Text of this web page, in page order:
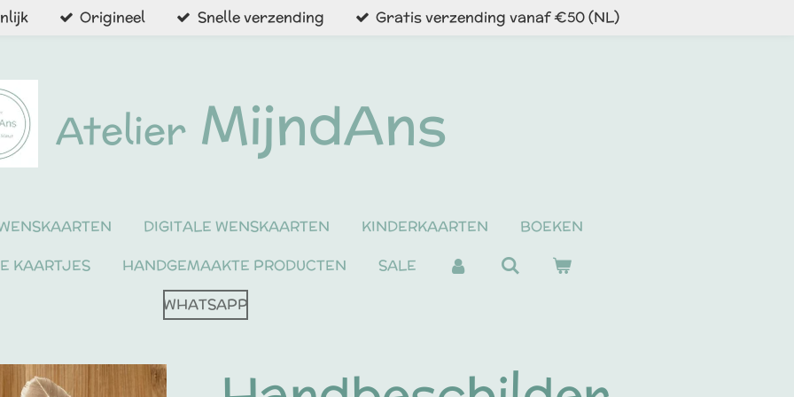
Origineel Snelle verzending Gratis verzending vanaf €50 (NL)
Atelier MijndAns
DIGITALE WENSKAARTEN KINDERKAARTEN
BOEKEN
KAARTJES HANDGEMAAKTE PRODUCTEN
SALE
WHATSAPP